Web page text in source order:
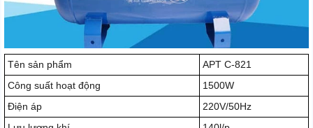
Tên sản phẩm
APT C-821
Công suất hoạt động
1500W
Điện áp
220V/50Hz